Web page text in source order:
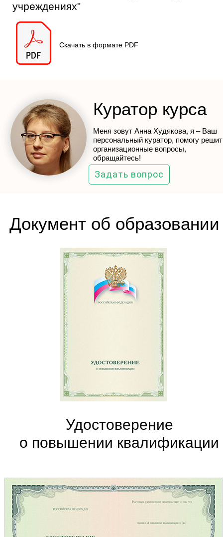
учреждениях"
Скачать в формате PDF
Куратор курса
Меня зовут Анна Худякова, я – Ваш
персональный куратор, помогу
организационные вопросы,
обращайтесь!
Задать вопрос
Документ об образовании
Удостоверение
о повышении квалификации